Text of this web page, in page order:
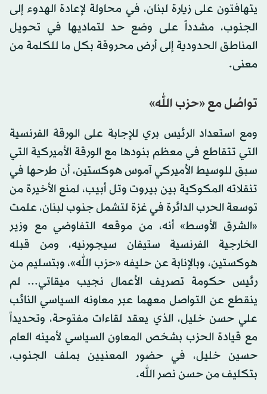
يتهافتون على زيارة لبنان، في محاولة لإعادة الهدوء إلى
الجنوب، مشدداً على وضع حد لتماديها في تحويل
المناطق الحدودية إلى أرض محروقة بكل ما للكلمة من
معنى.
تواصُل مع «حزب الله»
ومع استعداد الرئيس بري للإجابة على الورقة الفرنسية
التي تتقاطع في معظم بنودها مع الورقة الأميركية التي
سبق للوسيط الأميركي آموس هوكستين، أن طرحها في
تنقلاته المكوكية بين بيروت وتل أبيب، لمنع الأخيرة من
توسعة الحرب الدائرة في غزة لتشمل جنوب لبنان، علمت
«الشرق الأوسط» أنه، من موقعه التفاوضي مع وزير
الخارجية الفرنسية ستيفان سيجورنيه، ومن قبله
هوكستين، وبالإنابة عن حليفه «حزب الله»، وبتسليم من
رئيس حكومة تصريف الأعمال نجيب ميقاتي... لم
ينقطع عن التواصل معهما عبر معاونه السياسي النائب
علي حسن خليل، الذي يعقد لقاءات مفتوحة، وتحديداً
مع قيادة الحزب بشخص المعاون السياسي لأمينه العام
حسين خليل، في حضور المعنيين بملف الجنوب،
بتكليف من حسن نصر الله.